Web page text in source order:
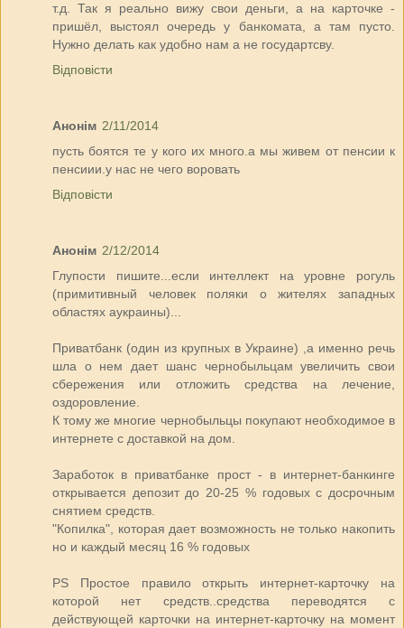
т.д. Так я реально вижу свои деньги, а на карточке -
пришёл, выстоял очередь у банкомата, а там пусто.
Нужно делать как удобно нам а не государтсву.
Відповісти
Анонім 2/11/2014
пусть боятся те у кого их много.а мы живем от пенсии к
пенсиии.у нас не чего воровать
Відповісти
Анонім 2/12/2014
Глупости пишите...если интеллект на уровне рогуль
(примитивный человек поляки о жителях западных
областях аукраины)...
Приватбанк (один из крупных в Украине) ,а именно речь
шла о нем дает шанс чернобыльцам увеличить свои
сбережения или отложить средства на лечение,
оздоровление.
К тому же многие чернобыльцы покупают необходимое в
интернете с доставкой на дом.
Заработок в приватбанке прост - в интернет-банкинге
открывается депозит до 20-25 % годовых с досрочным
снятием средств.
"Копилка", которая дает возможность не только накопить
но и каждый месяц 16 % годовых
PS Простое правило открыть интернет-карточку на
которой нет средств..средства переводятся с
действующей карточки на интернет-карточку на момент